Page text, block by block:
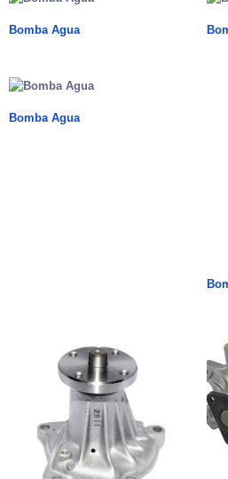
Bomba Agua
Bomba Agua